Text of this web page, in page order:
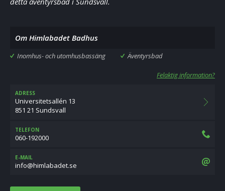
Om Himlabadet Badhus
Inomhus- och utomhusbassäng Äventyrsbad
Felaktig information?
ADRESS
Universitetsallén 13
851 21 Sundsvall
TELEFON
060-192000
E-MAIL
es.tedabalmih@ofni